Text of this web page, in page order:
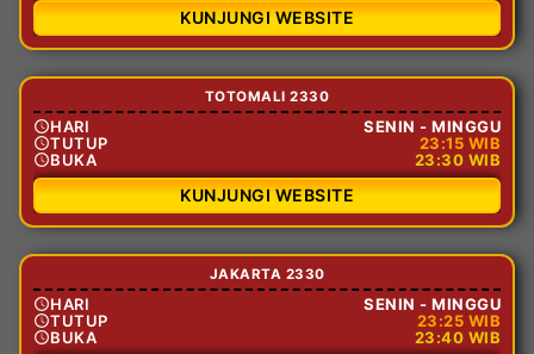
KUNJUNGI WEBSITE
TOTOMALI 2330
HARI
SENIN - MINGGU
TUTUP
23:15 WIB
BUKA
23:30 WIB
KUNJUNGI WEBSITE
JAKARTA 2330
HARI
SENIN - MINGGU
TUTUP
23:25 WIB
BUKA
23:40 WIB